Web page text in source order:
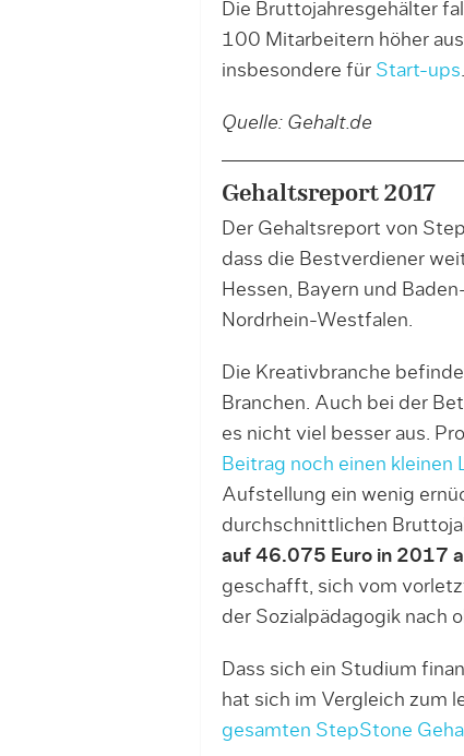
Die Bruttojahresgehälter
100 Mitarbeitern höher
insbesondere für Start-ups.
Quelle: Gehalt.de
Gehaltsreport 2017
Der Gehaltsreport von
dass die Bestverdiener
Hessen, Bayern und
Nordrhein-Westfalen.
Die Kreativbranche
Branchen. Auch bei der
es nicht viel besser aus.
Beitrag noch einen kleinen
Aufstellung ein wenig
durchschnittlichen
auf 46.075 Euro in 2017
geschafft, sich vom
der Sozialpädagogik nach
Dass sich ein Studium
hat sich im Vergleich zum
gesamten StepStone